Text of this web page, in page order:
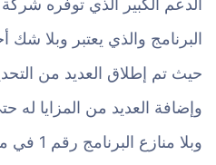
البرنامج والذي يعتبر وبلا شك
حيث تم إطلاق العديد من
وإضافة العديد من المزايا له
وبلا